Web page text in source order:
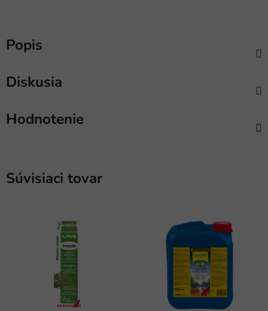
Popis
Diskusia
Hodnotenie
Súvisiaci tovar